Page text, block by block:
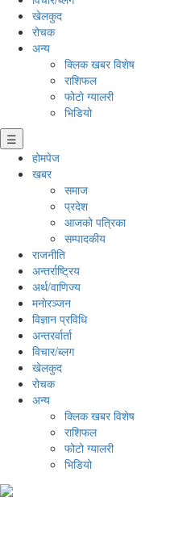
खेलकुद
रोचक
अन्य
क्लिक खबर विशेष
राशिफल
फोटो ग्यालरी
भिडियो
☰
होमपेज
खबर
समाज
प्रदेश
आजको पत्रिका
सम्पादकीय
राजनीति
अन्तर्राष्ट्रिय
अर्थ/वाणिज्य
मनाेरञ्जन
विज्ञान प्रविधि
अन्तरर्वार्ता
विचार/ब्लग
खेलकुद
रोचक
अन्य
क्लिक खबर विशेष
राशिफल
फोटो ग्यालरी
भिडियो